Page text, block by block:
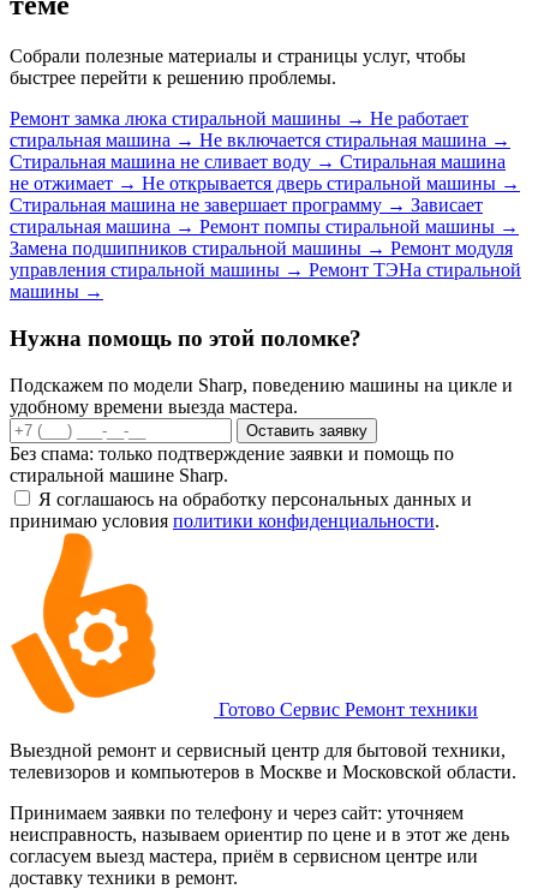
Собрали полезные материалы и страницы услуг, чтобы
быстрее перейти к решению проблемы.
Ремонт замка люка стиральной машины → Не работает
стиральная машина → Не включается стиральная машина →
Стиральная машина не сливает воду → Стиральная машина
не отжимает → Не открывается дверь стиральной машины →
Стиральная машина не завершает программу → Зависает
стиральная машина → Ремонт помпы стиральной машины →
Замена подшипников стиральной машины → Ремонт модуля
управления стиральной машины → Ремонт ТЭНа стиральной
машины →
Нужна помощь по этой поломке?
Подскажем по модели Sharp, поведению машины на цикле и
удобному времени выезда мастера.
Оставить заявку
Без спама: только подтверждение заявки и помощь по
стиральной машине Sharp.
Я соглашаюсь на обработку персональных данных и
принимаю условия политики конфиденциальности.
Готово Сервис Ремонт техники
Выездной ремонт и сервисный центр для бытовой техники,
телевизоров и компьютеров в Москве и Московской области.
Принимаем заявки по телефону и через сайт: уточняем
неисправность, называем ориентир по цене и в этот же день
согласуем выезд мастера, приём в сервисном центре или
доставку техники в ремонт.